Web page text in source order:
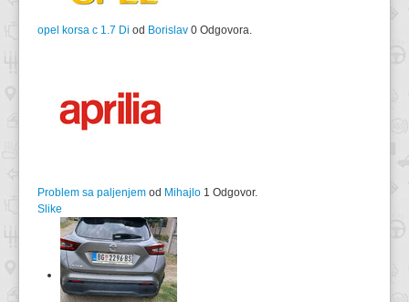
opel korsa c 1.7 Di od Borislav 0 Odgovora.
Problem sa paljenjem od Mihajlo 1 Odgovor.
Slike